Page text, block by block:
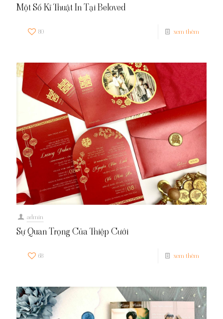
Một Số Kĩ Thuật In Tại Beloved
80 xem thêm
admin
Sự Quan Trọng Của Thiệp Cưới
68 xem thêm